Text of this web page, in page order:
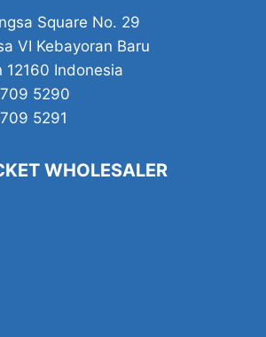
Square No. 29
VI Kebayoran Baru
Indonesia
5290
5291
WHOLESALER